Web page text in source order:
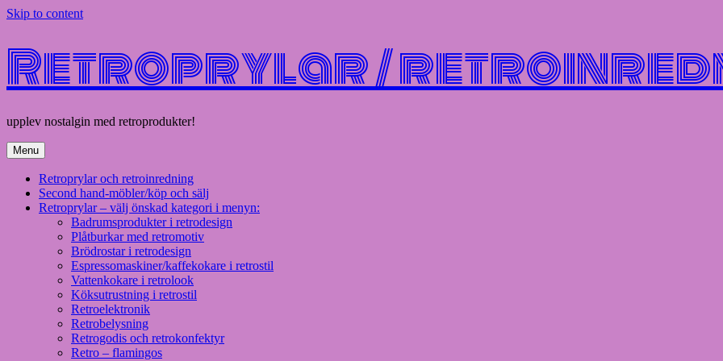
Skip to content
Retroprylar /
upplev nostalgin med retroprodukter!
Menu
Retroprylar och retroinredning
Second hand-möbler/köp och sälj
Retroprylar – välj önskad kategori i menyn:
Badrumsprodukter i retrodesign
Plåtburkar med retromotiv
Brödrostar i retrodesign
Espressomaskiner/kaffekokare i retrostil
Vattenkokare i retrolook
Köksutrustning i retrostil
Retroelektronik
Retrobelysning
Retrogodis och retrokonfektyr
Retro – flamingos